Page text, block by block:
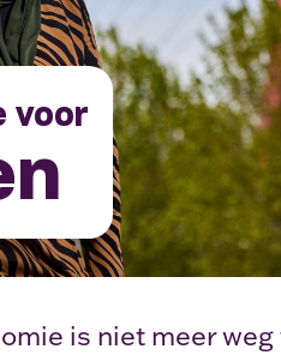
voor
is niet meer